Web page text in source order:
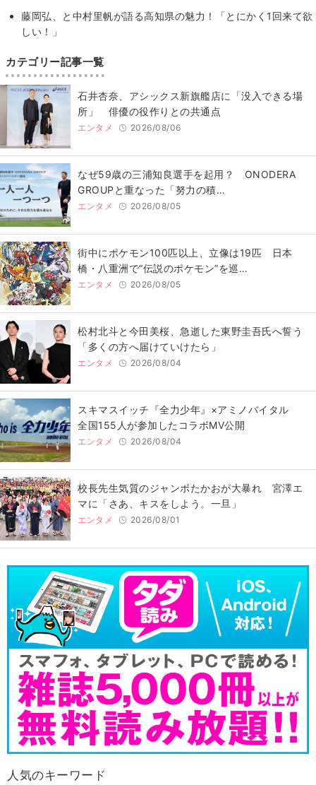
藤岡弘、と中村里帆が語る高知県の魅力！「とにかく1回来て欲
しい！」
カテゴリー記事一覧
石井杏奈、アシックス新旗艦店に「没入できる場
所」 俳優の役作りとの共通点
エンタメ 2026/08/06
なぜ59歳の三浦知良選手を起用？ ONODERA
GROUPと重なった「努力の積…
エンタメ 2026/08/05
街中にポケモン100匹以上、立像は19匹 日本
橋・八重洲で“伝説のポケモン”を巡…
エンタメ 2026/08/05
松村北斗と今田美桜、急逝した東野圭吾氏へ誓う
「多くの方へ届けていけたら」
エンタメ 2026/08/04
スキマスイッチ『全力少年』×アミノバイタル
全国155人が参加したコラボMV公開
エンタメ 2026/08/04
校長先生気質のジャンボたかおが大暴れ 宮澤エ
マに「さあ、キスをしよう。一旦」
エンタメ 2026/08/01
人気のキーワード